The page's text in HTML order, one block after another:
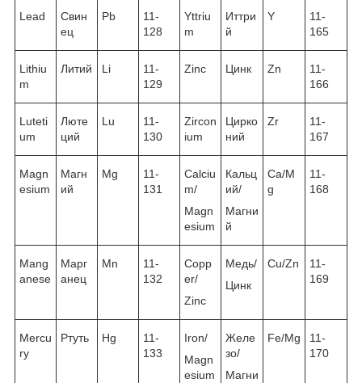
Lead
Свин
ец
Pb
11-
128
Yttriu
m
Иттри
й
Y
11-
165
Lithiu
m
Литий Li
11-
129
Zinc Цинк Zn
11-
166
Luteti
um
Люте
ций
Lu
11-
130
Zircon
ium
Цирко
ний
Zr
11-
167
Magn
esium
Магн
ий
Mg
11-
131
Calciu
m/
Magn
esium
Кальц
ий/
Магни
й
Ca/M
g
11-
168
Mang
anese
Марг
анец
Mn
11-
132
Copp
er/
Zinc
Медь/
Цинк
Cu/Zn
11-
169
Mercu
ry
Ртуть Hg
11-
133
Iron/
Magn
esium
Желе
зо/
Магни
Fe/Mg
11-
170